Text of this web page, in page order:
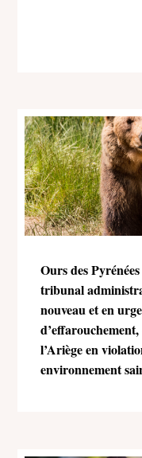
Ours des
tribunal
nouveau et en
l’Ariège en
environnement